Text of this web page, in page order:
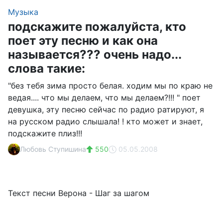
Музыка
подскажите пожалуйста, кто
поет эту песню и как она
называется??? очень надо...
слова такие:
"без тебя зима просто белая. ходим мы по краю не
ведая.... что мы делаем, что мы делаем?!!! " поет
девушка, эту песню сейчас по радио ратируют, я
на русском радио слышала! ! кто может и знает,
подскажите плиз!!!
Любовь Ступишина 550 05.05.2008
Текст песни Верона - Шаг за шагом